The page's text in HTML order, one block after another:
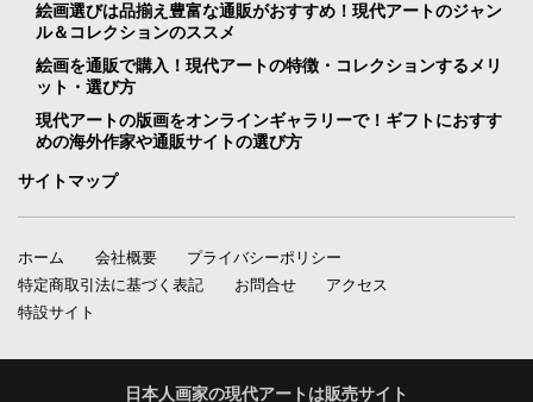
絵画選びは品揃え豊富な通販がおすすめ！現代アートのジャン
ル＆コレクションのススメ
絵画を通販で購入！現代アートの特徴・コレクションするメリ
ット・選び方
現代アートの版画をオンラインギャラリーで！ギフトにおすす
めの海外作家や通販サイトの選び方
サイトマップ
ホーム 会社概要
プライバシーポリシー
特定商取引法に基づく表記
お問合せ
アクセス
特設サイト
日本人画家の現代アートは販売サイト